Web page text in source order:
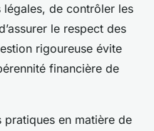
de contrôler les
le respect des
rigoureuse évite
financière de
en matière de